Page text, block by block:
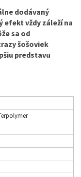
dodávaný
efekt vždy záleží na
sa od
šošoviek
predstavu